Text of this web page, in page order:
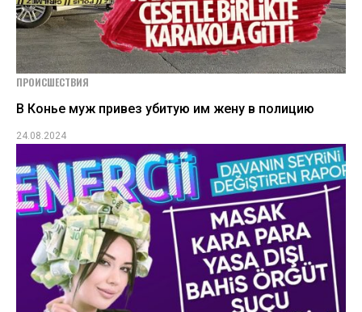
ПРОИСШЕСТВИЯ
В Конье муж привез убитую им жену в полицию
24.08.2024